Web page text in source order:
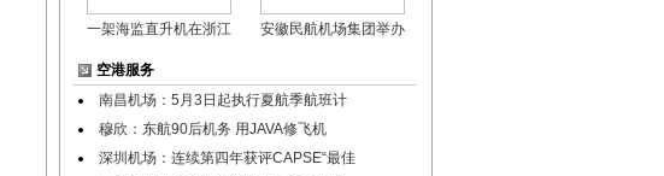
一架海监直升机在浙江 安徽民航机场集团举办
空港服务
南昌机场：5月3日起执行夏航季航班计
穆欣：东航90后机务 用JAVA修飞机
深圳机场：连续第四年获评CAPSE“最佳